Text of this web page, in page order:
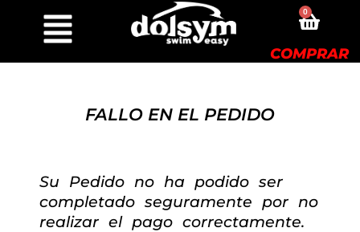
0
COMPRAR
FALLO EN EL PEDIDO
Su Pedido no ha podido ser
completado seguramente por no
realizar el pago correctamente.